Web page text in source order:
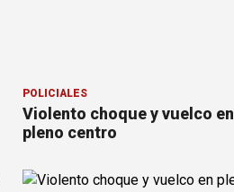
POLICIALES
Violento choque y vuelco en
pleno centro